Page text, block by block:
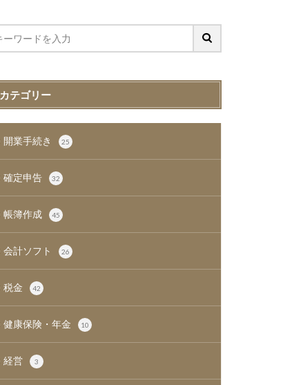
カテゴリー
開業手続き 25
確定申告 32
帳簿作成 45
会計ソフト 26
税金 42
健康保険・年金 10
経営 3